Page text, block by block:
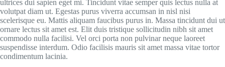
ultrices dui sapien eget mi. Tincidunt vitae semper quis lectus nulla at
volutpat diam ut. Egestas purus viverra accumsan in nisl nisi
scelerisque eu. Mattis aliquam faucibus purus in. Massa tincidunt dui ut
ornare lectus sit amet est. Elit duis tristique sollicitudin nibh sit amet
commodo nulla facilisi. Vel orci porta non pulvinar neque laoreet
suspendisse interdum. Odio facilisis mauris sit amet massa vitae tortor
condimentum lacinia.